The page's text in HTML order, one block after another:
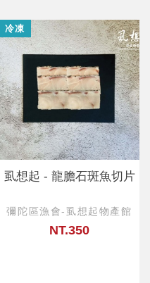
冷凍
虱想起 - 龍膽石斑魚切片
彌陀區漁會-虱想起物產館
NT.350